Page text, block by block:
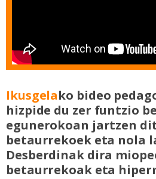
Ikusgelako bideo
hizpide du zer funtzio
egunerokoan jartzen
betaurrekoek eta nola
Desberdinak dira
betaurrekoak eta